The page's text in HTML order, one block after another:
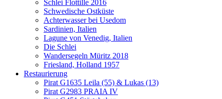
Schlei Flottille 2016
Schwedische Ostküste
Achterwasser bei Usedom
Sardinien, Italien
Lagune von Venedig, Italien
Die Schlei
Wandersegeln Müritz 2018
Friesland, Holland 1957
Restaurierung
Pirat G1635 Leila (55) & Lukas (13)
Pirat G2983 PRAIA IV